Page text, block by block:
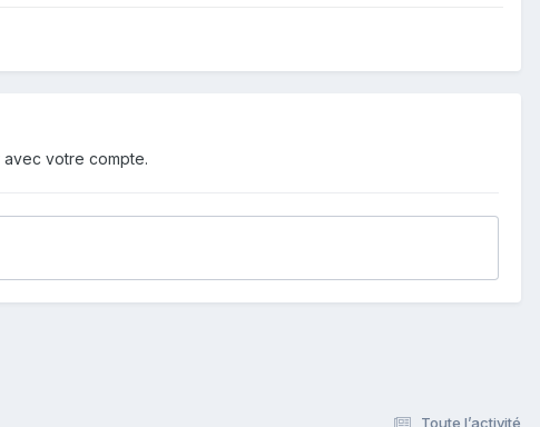
votre compte.
Toute l’activité